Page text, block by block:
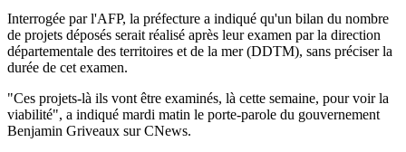
Interrogée par l'AFP, la préfecture a indiqué qu'un bilan du nombre
de projets déposés serait réalisé après leur examen par la direction
départementale des territoires et de la mer (DDTM), sans préciser la
durée de cet examen.
"Ces projets-là ils vont être examinés, là cette semaine, pour voir la
viabilité", a indiqué mardi matin le porte-parole du gouvernement
Benjamin Griveaux sur CNews.